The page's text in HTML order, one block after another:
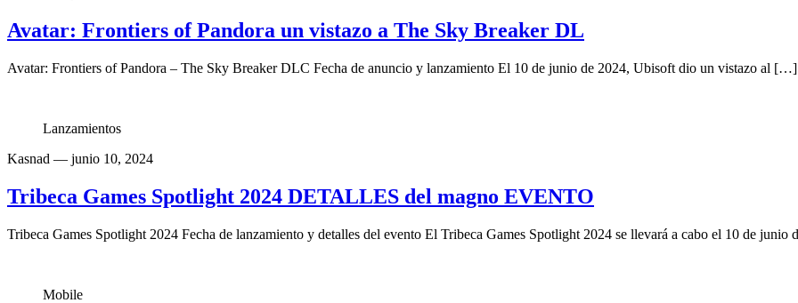
Avatar: Frontiers of Pandora un vistazo a The Sky Breaker DL
Avatar: Frontiers of Pandora – The Sky Breaker DLC Fecha de anuncio y lanzamiento El 10 de junio de 2024, Ubisoft dio un vistazo al […]
Lanzamientos
Kasnad — junio 10, 2024
Tribeca Games Spotlight 2024 DETALLES del magno EVENTO
Tribeca Games Spotlight 2024 Fecha de lanzamiento y detalles del evento El Tribeca Games Spotlight 2024 se llevará a cabo el 10 de
Mobile